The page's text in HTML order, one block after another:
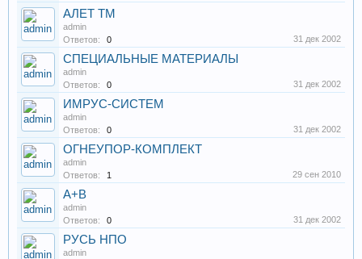
АЛЕТ ТМ
admin
Ответов:
0 31 дек 2002
СПЕЦИАЛЬНЫЕ МАТЕРИАЛЫ
admin
Ответов:
0 31 дек 2002
ИМРУС-СИСТЕМ
admin
Ответов:
0 31 дек 2002
ОГНЕУПОР-КОМПЛЕКТ
admin
Ответов:
1 29 сен 2010
А+В
admin
Ответов:
0 31 дек 2002
РУСЬ НПО
admin